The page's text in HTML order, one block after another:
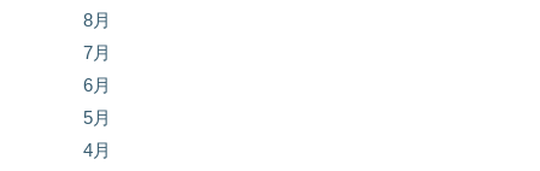
8月
7月
6月
5月
4月